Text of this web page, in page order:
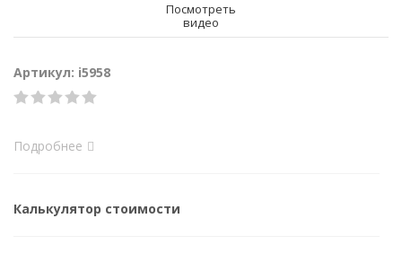
Посмотреть
видео
Артикул: i5958
Подробнее
Калькулятор стоимости